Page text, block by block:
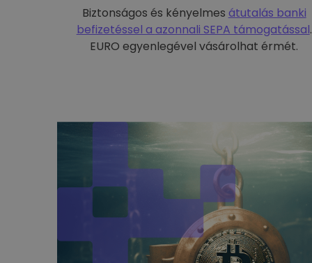
Biztonságos és kényelmes átutalás banki
befizetéssel a azonnali SEPA támogatással.
EURO egyenlegével vásárolhat érmét.